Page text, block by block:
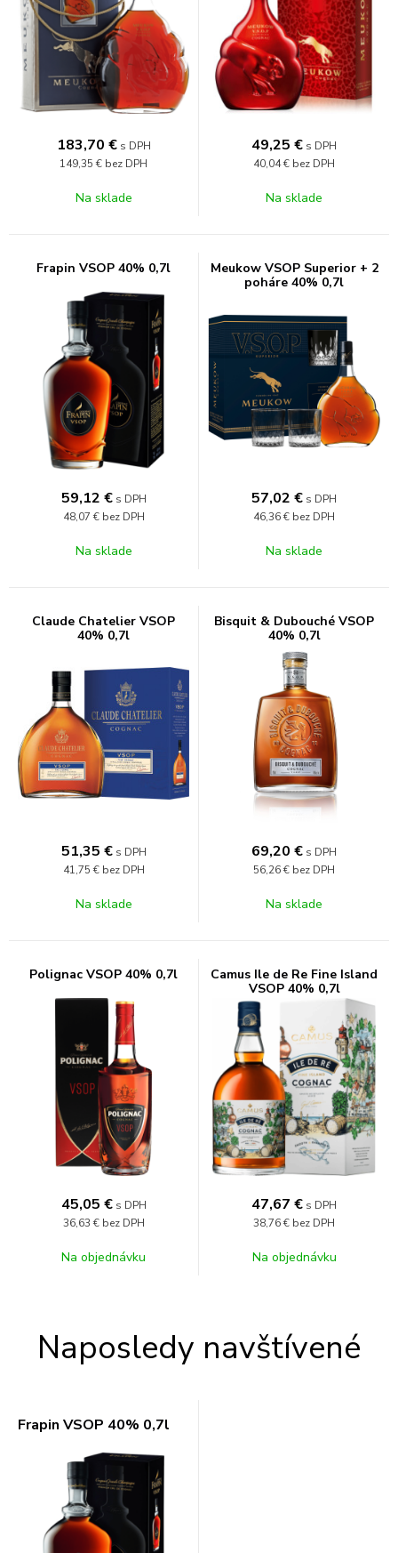
183,70 € s DPH
149,35 € bez DPH
Na sklade
49,25 € s DPH
40,04 € bez DPH
Na sklade
Frapin VSOP 40% 0,7l
59,12 € s DPH
48,07 € bez DPH
Na sklade
Meukow VSOP Superior + 2
poháre 40% 0,7l
57,02 € s DPH
46,36 € bez DPH
Na sklade
Claude Chatelier VSOP
40% 0,7l
51,35 € s DPH
41,75 € bez DPH
Na sklade
Bisquit & Dubouché VSOP
40% 0,7l
69,20 € s DPH
56,26 € bez DPH
Na sklade
Polignac VSOP 40% 0,7l
45,05 € s DPH
36,63 € bez DPH
Na objednávku
Camus Ile de Re Fine Island
VSOP 40% 0,7l
47,67 € s DPH
38,76 € bez DPH
Na objednávku
Naposledy navštívené
Frapin VSOP 40% 0,7l